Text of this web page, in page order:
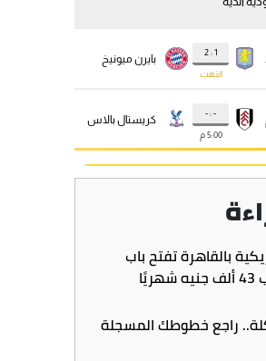
بالقاهرة تفتح باب
راجع خطوطك المسجلة